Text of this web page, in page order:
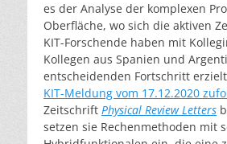
es der Analyse der komplexen
Oberfläche, wo sich die aktiven
KIT-Forschende haben mit
Kollegen aus Spanien und
entscheidenden Fortschritt
KIT-Meldung vom 17.12.2020
Zeitschrift Physical Review Letters
setzen sie Rechenmethoden mit